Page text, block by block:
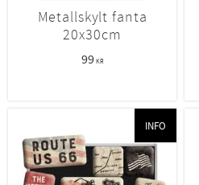
Metallskylt fanta
20x30cm
99KR
INFO